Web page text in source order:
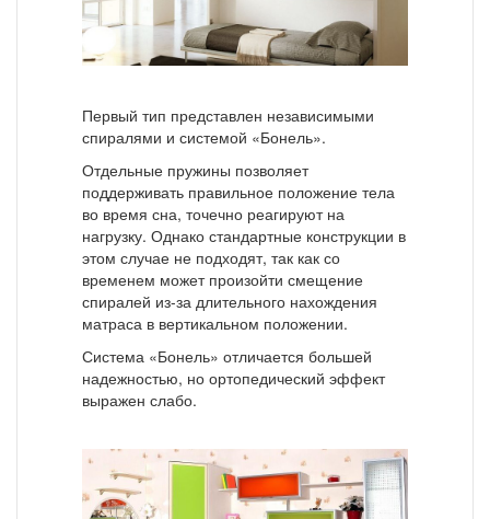
Первый тип представлен независимыми
спиралями и системой «Бонель».
Отдельные пружины позволяет
поддерживать правильное положение тела
во время сна, точечно реагируют на
нагрузку. Однако стандартные конструкции в
этом случае не подходят, так как со
временем может произойти смещение
спиралей из-за длительного нахождения
матраса в вертикальном положении.
Система «Бонель» отличается большей
надежностью, но ортопедический эффект
выражен слабо.